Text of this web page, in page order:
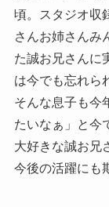
頃。スタジオ収
さんお姉さんみ
た誠お兄さんに
は今でも忘れら
そんな息子も今
たいなぁ」と今
大好きな誠お兄
今後の活躍にも